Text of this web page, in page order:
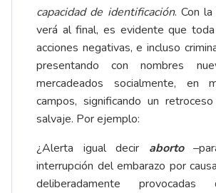
capacidad de identificación. Con
verá al final, es evidente que
acciones negativas, e incluso
presentando con nombres
mercadeados socialmente, en
campos, significando un
salvaje. Por ejemplo:
¿Alerta igual decir aborto
interrupción del embarazo por
deliberadamente